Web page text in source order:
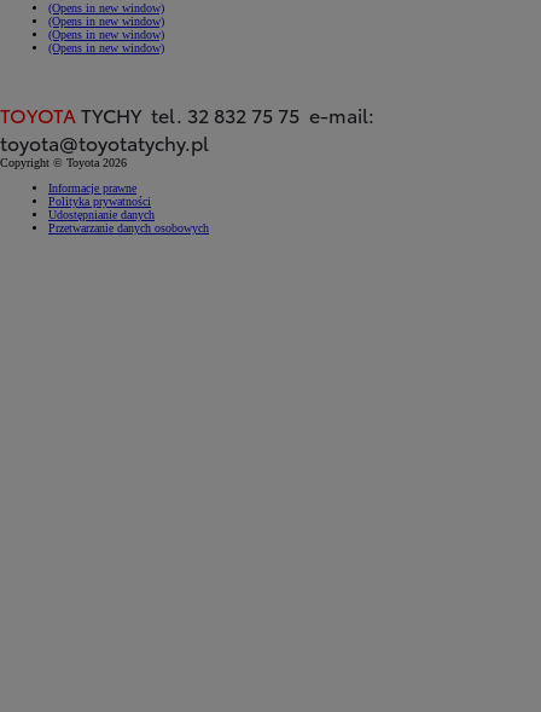
(Opens in new window)
(Opens in new window)
(Opens in new window)
(Opens in new window)
TOYOTA TYCHY tel. 32 832 75 75 e-mail:
toyota@toyotatychy.pl
Copyright © Toyota 2026
Informacje prawne
Polityka prywatności
Udostępnianie danych
Przetwarzanie danych osobowych